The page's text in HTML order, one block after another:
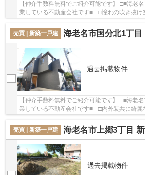
【仲介手数料無料でご紹介可能です】 □■海老
業している不動産会社です■ □憧れの吹き抜け
売買 | 新築一戸建
海老名市国分北1丁目 新築戸建て 全２棟
過去掲載物件
【仲介手数料無料でご紹介可能です】 □■海老
業している不動産会社です■ □内外装共に綺麗
売買 | 新築一戸建
海老名市上郷3丁目 新築戸建て 全２棟 【
過去掲載物件